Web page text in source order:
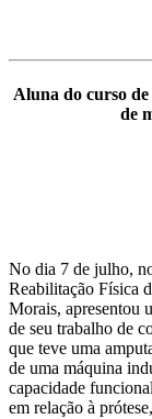
Aluna do curso
de
No dia 7 de julho,
Reabilitação Física
Morais, apresentou
de seu trabalho de
que teve uma
de uma máquina
capacidade
em relação à